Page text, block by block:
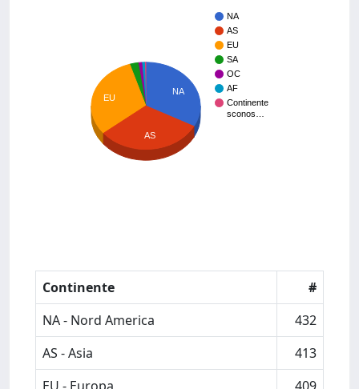
NA
AS
EU
SA
OC
AF
Continente
sconos…
NA
EU
AS
Continente
#
NA - Nord America
432
AS - Asia
413